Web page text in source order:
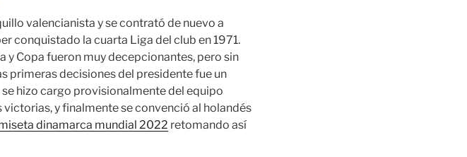
valencianista y se contrató de nuevo a
conquistado la cuarta Liga del club en 1971.
y Copa fueron muy decepcionantes, pero sin
primeras decisiones del presidente fue un
hizo cargo provisionalmente del equipo
y finalmente se convenció al holandés
dinamarca mundial 2022 retomando así